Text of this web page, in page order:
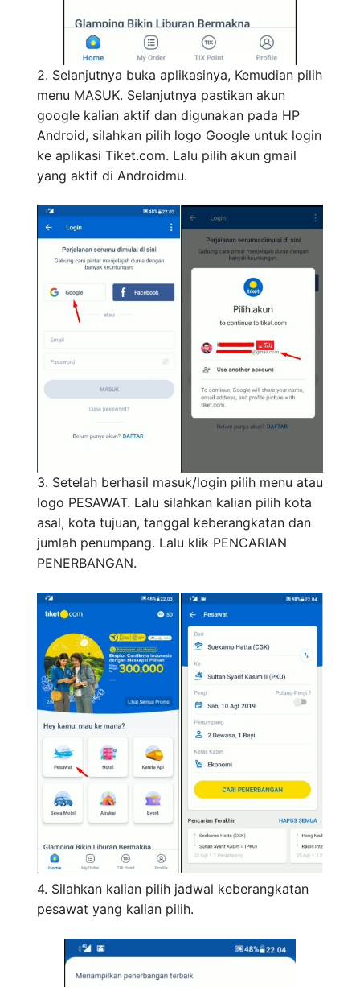
2. Selanjutnya buka aplikasinya, Kemudian pilih
menu MASUK. Selanjutnya pastikan akun
google kalian aktif dan digunakan pada HP
Android, silahkan pilih logo Google untuk login
ke aplikasi Tiket.com. Lalu pilih akun gmail
yang aktif di Androidmu.
3. Setelah berhasil masuk/login pilih menu atau
logo PESAWAT. Lalu silahkan kalian pilih kota
asal, kota tujuan, tanggal keberangkatan dan
jumlah penumpang. Lalu klik PENCARIAN
PENERBANGAN.
4. Silahkan kalian pilih jadwal keberangkatan
pesawat yang kalian pilih.